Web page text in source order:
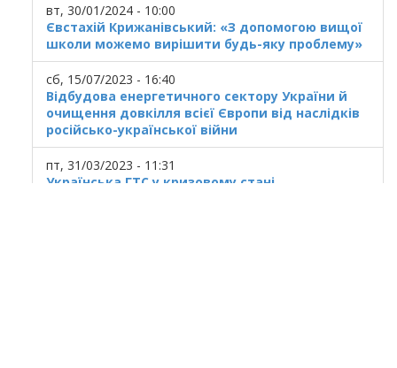
вт, 30/01/2024 - 10:00
Євстахій Крижанівський: «З допомогою вищої
школи можемо вирішити будь-яку проблему»
сб, 15/07/2023 - 16:40
Відбудова енергетичного сектору України й
очищення довкілля всієї Європи від наслідків
російсько-української війни
пт, 31/03/2023 - 11:31
Українська ГТС у кризовому стані